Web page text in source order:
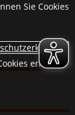
Sie Cookies
erlauben